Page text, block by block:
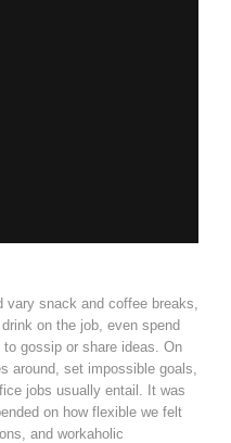
snack and coffee breaks,
on the job, even spend
gossip or share ideas. On
around, set impossible goals,
jobs usually entail. It was
on how flexible we felt
and workaholic